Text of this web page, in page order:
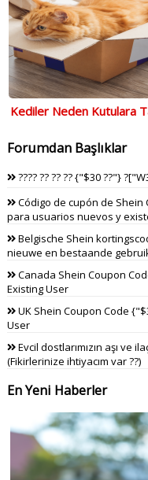
Kediler Neden Kutulara
Forumdan Başlıklar
???? ?? ?? ?? {"$30 ??"}
Código de cupón de Shein
para usuarios nuevos y
Belgische Shein
nieuwe en bestaande
Canada Shein Coupon
Existing User
UK Shein Coupon Code
User
Evcil dostlarımızın aşı ve
(Fikirlerinize ihtiyacım var ??)
En Yeni Haberler